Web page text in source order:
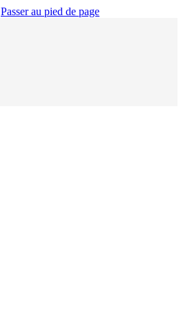
Passer au pied de page